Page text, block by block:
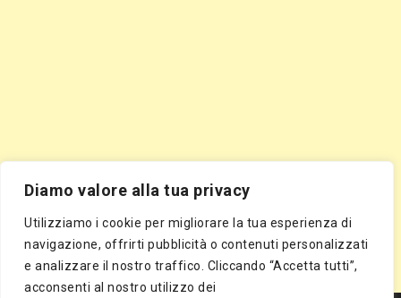
Diamo valore alla tua privacy
Utilizziamo i cookie per migliorare la tua esperienza di
navigazione, offrirti pubblicità o contenuti personalizzati
e analizzare il nostro traffico. Cliccando “Accetta tutti”,
acconsenti al nostro utilizzo dei